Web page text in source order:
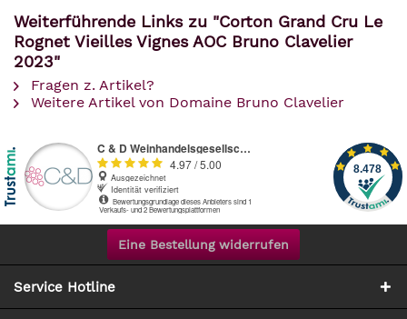
Weiterführende Links zu "Corton Grand Cru Le
Rognet Vieilles Vignes AOC Bruno Clavelier
2023"
Fragen z. Artikel?
Weitere Artikel von Domaine Bruno Clavelier
Eine Bestellung widerrufen
Service Hotline